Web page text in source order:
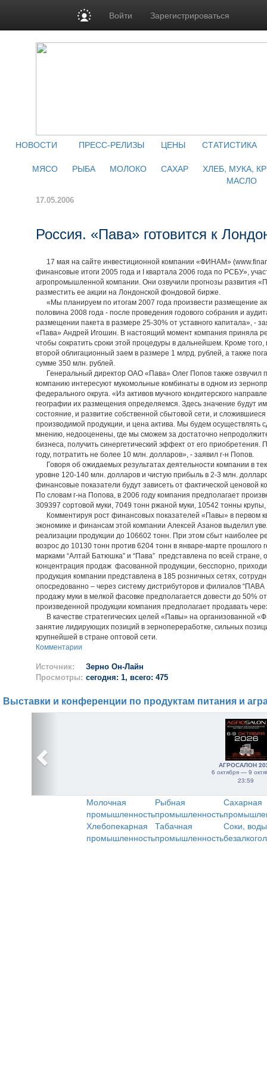
Войти Зарегистрироваться
НОВОСТИ ПРЕСС-РЕЛИЗЫ ЦЕНЫ
СТАТИСТИКА
МЯСО
РЫБА МОЛОКО САХАР
ХЛЕБ, МУКА,
МАСЛО
17.05.2006
Россия. «Пава» готовится к
17 мая на сайте инвестиционной компании «ФИНАМ»
финансовые итоги 2005 года и I квартала 2006 года по РСБУ»,
агропромышленной компании. Они озвучили прогнозы развития
разместить ее акции на Лондонской фондовой бирже.
«Мы планируем по итогам 2007 года произвести размещение
половина 2008 года - после проведения годового собрания и
размещении пакета в размере 25-30% от уставного капитала», -
«Пава» Андрей Игошин. В настоящий момент компания приняла
чтобы сократить сроки этой процедуры в дальнейшем. Кроме
второй облигационный заем в размере 1 млрд. рублей, а также
сумме 350 млн. рублей.
Генеральный директор ОАО «Пава» Олег Попов также озвучил
компанию интересуют мукомольные комбинаты в одном из
федерального округа. «Из активов мучного кондитерского
географии их размещения определяемся. Здесь значение будут
состояние, и развитие собственной сбытовой сети, и
производимой продукции, и цена актива. Мы будем осуществлять
мнению, недооценены, где мы сможем за достаточно
бизнеса, получить синергетический эффект от его
году, потратить не более 10 млн. долларов», - заявил г-н Попов.
Говоря об ожидаемых результатах деятельности компании в
уровне 120-140 млн. долларов и чистую прибыль в 2-3 млн.
финансовые показатели будут зависеть от фактической ценовой
По словам г-на Попова, в 2006 году компания предполагает
309397 сортовой муки, 7049 тонн ржаной муки, 10542 тонны
Комментируя рост финансовых показателей «Павы» в первом
экономике и финансам этой компании Алексей Азанов выделил
реализации продукции до 106602 тонн. При этом сбыт наиболее
возрос до 10130 тонн против 6204 тонн в январе-марте прошлого
марками “Алтай Батюшка” и “Пава” представлена по всей
концентрация продаж фасованной продукции, бесспорно,
продукция компании представлена в 185 розничных сетях,
опосредованно – через систему дистрибуторов и филиалов
продажу муки в мелкой фасовке предполагается довести до 50%
произведенной продукции компания предполагает продавать
В качестве стратегических целей «Павы» на
занятие лидирующих позиций в зернопереработке, сильных
крупнейшей в стране оптовой сети.
Комментарии
Источник:
Зерно Он-Лайн
Просмотры: сегодня: 1, всего: 475
Выставки и конференции по продуктам питания и
АГРОСАЛОН
6 октября — 9
23:59
Молочная
промышленность
Рыбная
промышленность
Сахарная
Хлебопекарная
промышленность
Табачная
промышленность
Соки,